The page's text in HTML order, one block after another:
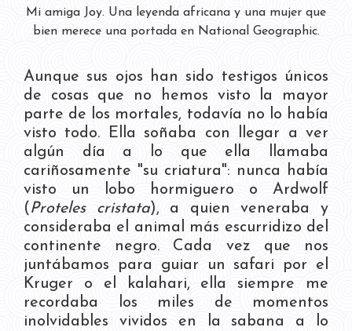
Mi amiga Joy. Una leyenda africana y una mujer que
bien merece una portada en National Geographic.
Aunque sus ojos han sido testigos únicos
de cosas que no hemos visto la mayor
parte de los mortales, todavía no lo había
visto todo. Ella soñaba con llegar a ver
algún día a lo que ella llamaba
cariñosamente "su criatura": nunca había
visto un lobo hormiguero o Ardwolf
( Proteles cristata), a quien veneraba y
consideraba el animal más escurridizo del
continente negro. Cada vez que nos
juntábamos para guiar un safari por el
Kruger o el kalahari, ella siempre me
recordaba los miles de momentos
inolvidables vividos en la sabana a lo